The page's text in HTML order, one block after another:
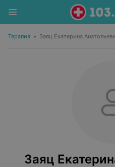
Терапия • Заяц Екатерина
Заяц